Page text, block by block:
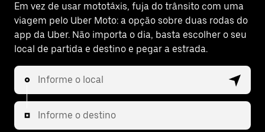
Em vez de usar mototáxis, fuja do trânsito com uma
viagem pelo Uber Moto: a opção sobre duas rodas do
app da Uber. Não importa o dia, basta escolher o seu
local de partida e destino e pegar a estrada.
Informe o local
Informe o destino